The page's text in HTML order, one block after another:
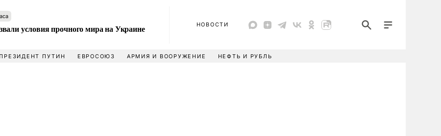
условия прочного мира на Украине НОВОСТИ
ПРЕЗИДЕНТ ПУТИН ЕВРОСОЮЗ АРМИЯ И ВООРУЖЕНИЕ НЕФТЬ И РУБЛЬ